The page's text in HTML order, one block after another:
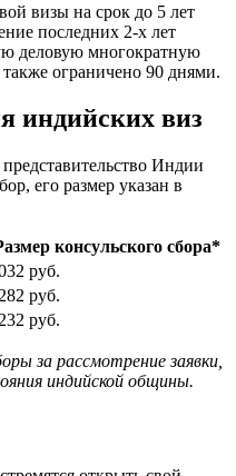
визы на срок до 5 лет
последних 2-х лет
деловую многократную
ограничено 90 днями.
индийских виз
Индии
его размер указан в
консульского сбора*
руб.
руб.
руб.
за рассмотрение заявки,
индийской общины.